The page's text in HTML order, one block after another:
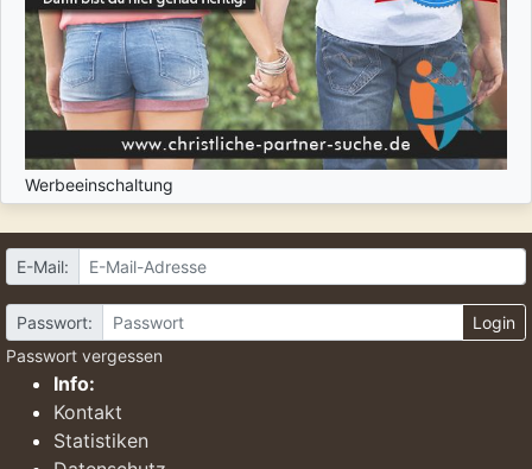
Werbeeinschaltung
E-Mail:
Passwort:
Login
Passwort vergessen
Info:
Kontakt
Statistiken